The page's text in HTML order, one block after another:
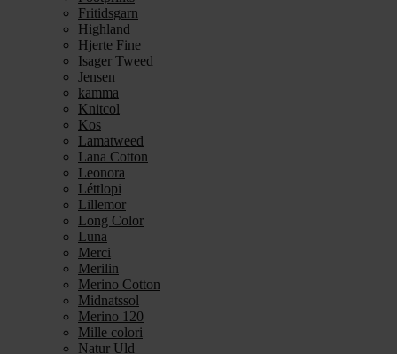
Fritidsgarn
Highland
Hjerte Fine
Isager Tweed
Jensen
kamma
Knitcol
Kos
Lamatweed
Lana Cotton
Leonora
Léttlopi
Lillemor
Long Color
Luna
Merci
Merilin
Merino Cotton
Midnatssol
Merino 120
Mille colori
Natur Uld